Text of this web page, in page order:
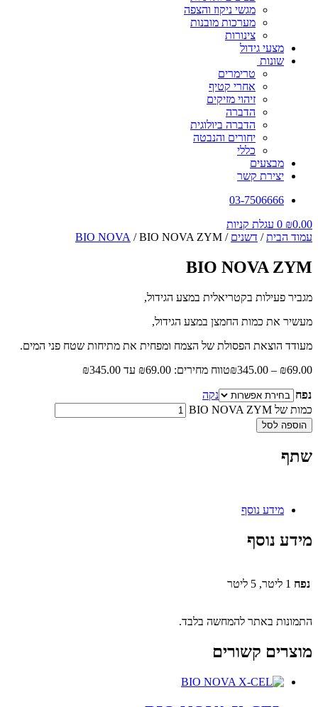
מגשי ניקוז והצפה
מערכות מובנות
צינורות
מצעי גידול
שונות
טרימרים
אחרי קטיף
זיהוי מזיקים
הדברה
הדברה ביולוגית
יחורים והנבטה
כללי
מבצעים
יצירת קשר
03-7506666
₪0.00
0 עגלת קניות
עמוד הבית/ דשנים /
BIO NOVA / BIO NOVA ZYM
BIO NOVA ZYM
מגביר פעילות בקטריאלית במצע הגידול,
מעשיר את כמות החמצן במצע הגידול,
מעודד הוצאת הפסולת של הצמח ומפחית את מתיחות שטח פני המים.
₪69.00
–
₪345.00 טווח מחירים: ⁦₪69.00⁩ עד ⁦₪345.00⁩
נפח
נקה
כמות של BIO NOVA ZYM
הוספה לסל
שתף
מידע נוסף
מידע נוסף
נפח 1 ליטר, 5 ליטר
התמונות באתר להמחשה בלבד.
מוצרים קשורים